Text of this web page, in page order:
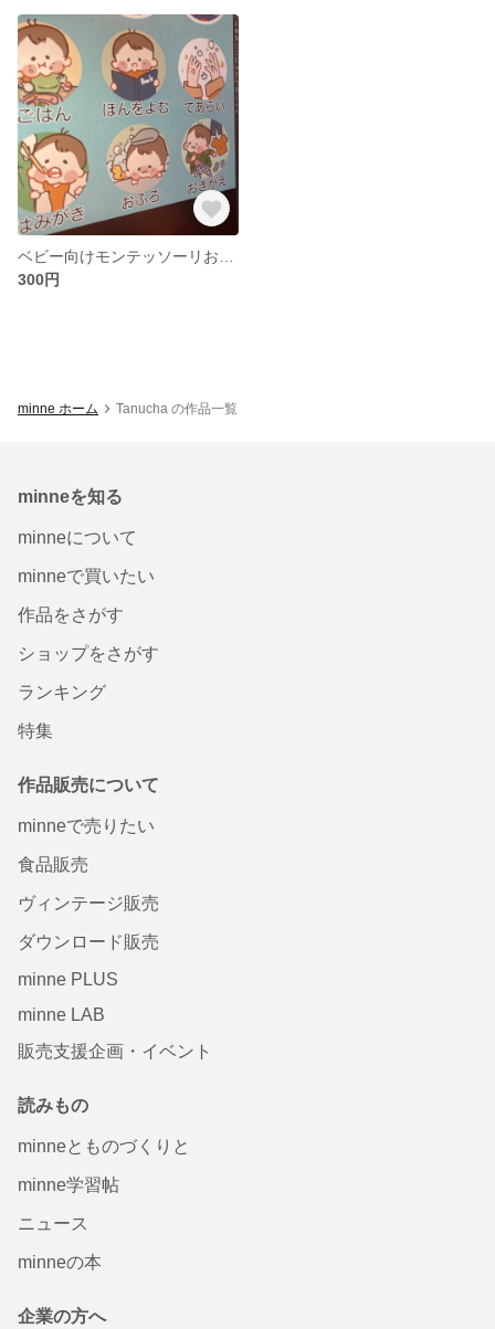
300円
minne ホーム Tanucha の作品一覧
minneを知る
minneについて
minneで買いたい
作品をさがす
ショップをさがす
ランキング
特集
作品販売について
minneで売りたい
食品販売
ヴィンテージ販売
ダウンロード販売
minne PLUS
minne LAB
販売支援企画・イベント
読みもの
minneとものづくりと
minne学習帖
ニュース
minneの本
企業の方へ